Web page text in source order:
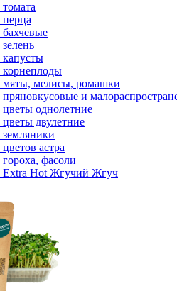
мяты, мелисы, ромашки
и
однолетние
двулетние
астра
фасоли
Extra Hot Жгучий Жгуч